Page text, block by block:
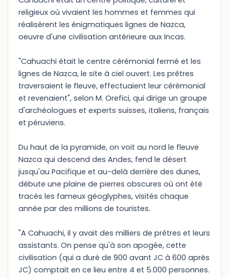
religieux où vivaient les hommes et femmes qui
réalisèrent les énigmatiques lignes de Nazca,
oeuvre d'une civilisation antérieure aux Incas.
"Cahuachi était le centre cérémonial fermé et les
lignes de Nazca, le site à ciel ouvert. Les prêtres
traversaient le fleuve, effectuaient leur cérémonial
et revenaient", selon M. Orefici, qui dirige un groupe
d'archéologues et experts suisses, italiens, français
et péruviens.
Du haut de la pyramide, on voit au nord le fleuve
Nazca qui descend des Andes, fend le désert
jusqu'au Pacifique et au-delà derrière des dunes,
débute une plaine de pierres obscures où ont été
tracés les fameux géoglyphes, visités chaque
année par des millions de touristes.
"A Cahuachi, il y avait des milliers de prêtres et leurs
assistants. On pense qu'à son apogée, cette
civilisation (qui a duré de 900 avant JC à 600 après
JC) comptait en ce lieu entre 4 et 5.000 personnes.